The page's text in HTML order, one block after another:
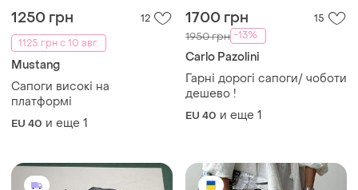
1250 грн
12
1125 грн с 10 авг.
Mustang
Сапоги високі на
платформі
EU 40 и еще 1
1700 грн 15
1950 грн -13%
Carlo Pazolini
Гарні дорогі сапоги/ чоботи
дешево !
EU 40 и еще 1